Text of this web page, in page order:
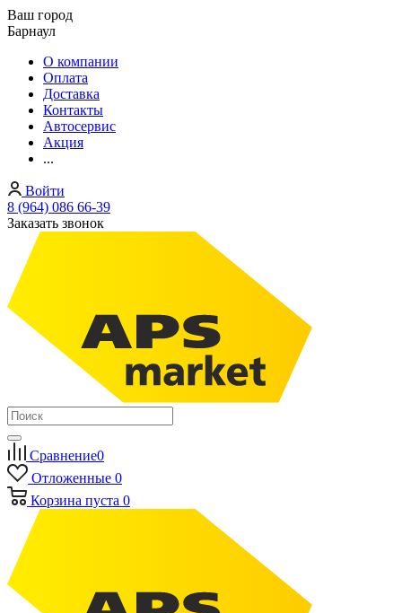
Ваш город
Барнаул
О компании
Оплата
Доставка
Контакты
Автосервис
Акция
...
Войти
8 (964) 086 66-39
Заказать звонок
Сравнение0
Отложенные 0
Корзина пуста 0